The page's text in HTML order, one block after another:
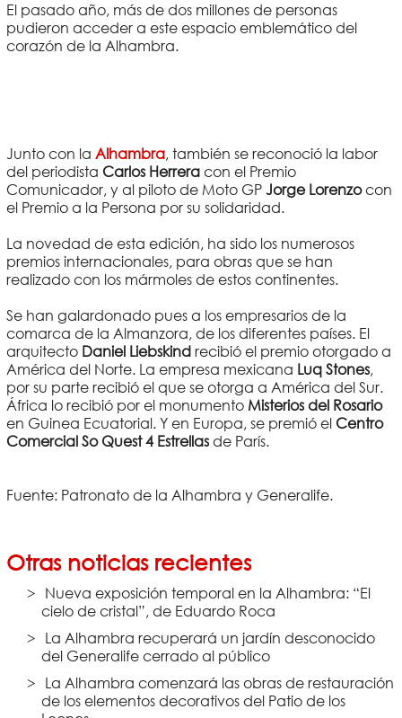
El pasado año, más de dos millones de personas
pudieron acceder a este espacio emblemático del
corazón de la Alhambra.
Junto con la Alhambra, también se reconoció la labor
del periodista Carlos Herreracon el Premio
Comunicador, y al piloto de Moto GP Jorge Lorenzocon
el Premio a la Persona por su solidaridad.
La novedad de esta edición, ha sido los numerosos
premios internacionales, para obras que se han
realizado con los mármoles de estos continentes.
Se han galardonado pues a los empresarios de la
comarca de la Almanzora, de los diferentes países. El
arquitecto Daniel Liebskindrecibió el premio otorgado a
América del Norte. La empresa mexicana Luq Stones,
por su parte recibió el que se otorga a América del Sur.
África lo recibió por el monumento Misterios del Rosario
en Guinea Ecuatorial. Y en Europa, se premió el Centro
Comercial So Quest 4 Estrellasde París.
Fuente: Patronato de la Alhambra y Generalife.
Otras noticias recientes
Nueva exposición temporal en la Alhambra: “El
cielo de cristal”, de Eduardo Roca
La Alhambra recuperará un jardín desconocido
del Generalife cerrado al público
La Alhambra comenzará las obras de restauración
de los elementos decorativos del Patio de los